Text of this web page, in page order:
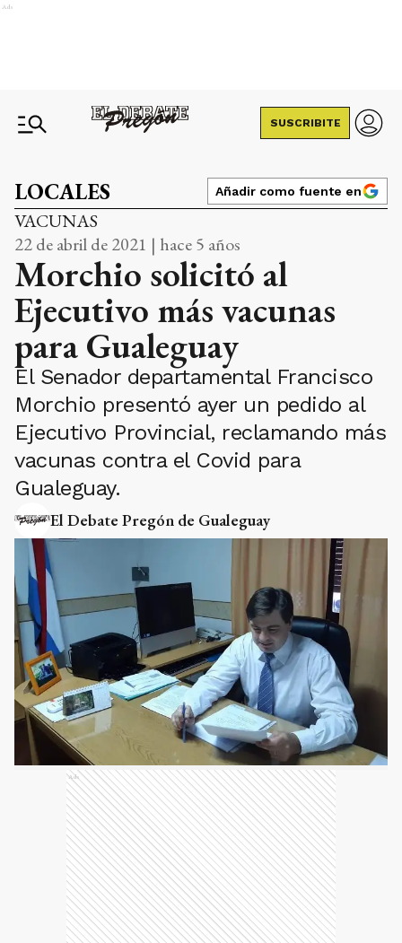
Ads
SUSCRIBITE
LOCALES Añadir como fuente en
VACUNAS
22 de abril de 2021 | hace 5 años
Morchio solicitó al
Ejecutivo más vacunas
para Gualeguay
El Senador departamental Francisco
Morchio presentó ayer un pedido al
Ejecutivo Provincial, reclamando más
vacunas contra el Covid para
Gualeguay.
El Debate Pregón de Gualeguay
Ads